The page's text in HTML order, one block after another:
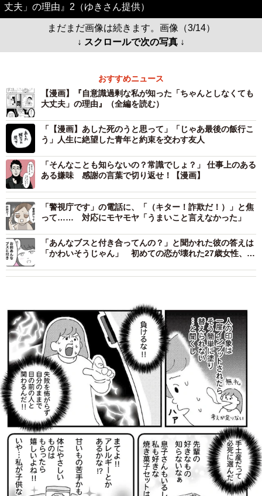
丈夫」の理由』2（ゆきさん提供）
まだまだ画像は続きます。画像（3/14）
↓ スクロールで次の写真 ↓
おすすめニュース
【漫画】『自意識過剰な私が知った「ちゃんとしなくても
大丈夫」の理由』（全編を読む）
「【漫画】あした死のうと思って」「じゃあ最後の飯行こ
う」人生に絶望した青年と約束を交わす友人
「そんなことも知らないの？常識でしょ？」 仕事上のある
ある嫌味 感謝の言葉で切り返せ！【漫画】
「警視庁です」の電話に、「（キター！詐欺だ！）」と焦
って…… 対応にモヤモヤ「うまいこと言えなかった」
「あんなブスと付き合ってんの？」と聞かれた彼の答えは
「かわいそうじゃん」 初めての恋が壊れた27歳女性、整